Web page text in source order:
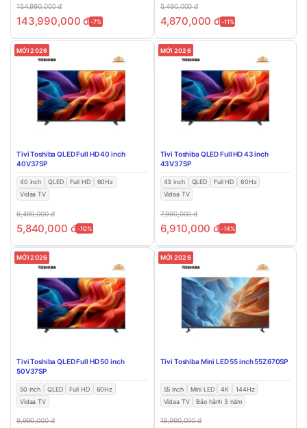
154,990,000đ
143,990,000đ-7%
5,490,000đ
4,870,000đ-11%
MỚI 2026
Tivi Toshiba QLED Full HD 40 inch
40V37SP
40 inch QLED Full HD
60Hz
Vidaa TV
6,490,000đ
5,840,000 đ-10%
MỚI 2026
Tivi Toshiba QLED Full HD 43 inch
43V37SP
43 inch QLED Full HD
60Hz
Vidaa TV
7,990,000đ
6,910,000đ-14%
MỚI 2026
Tivi Toshiba QLED Full HD 50 inch
50V37SP
50 inch QLED Full HD
60Hz
Vidaa TV
9,990,000đ
MỚI 2026
Tivi Toshiba Mini LED 55 inch 55Z670SP
55 inch Mini LED 4K
144Hz
Vidaa TV
Bảo hành 3 năm
18,990,000đ